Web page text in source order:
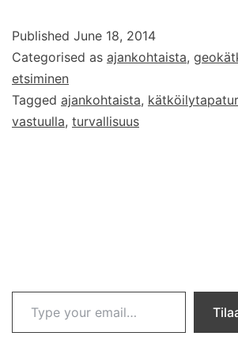
Published June 18, 2014
Categorised as ajankohtaista,
etsiminen
Tagged ajankohtaista,
vastuulla, turvallisuus
Type your email…